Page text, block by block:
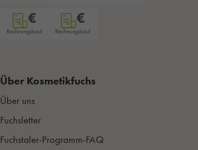
Über Kosmetikfuchs
Über uns
Fuchsletter
Fuchstaler-Programm-FAQ